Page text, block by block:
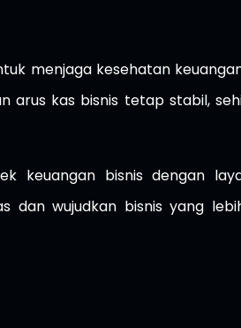
menjaga kesehatan
kas bisnis tetap stabil,
keuangan bisnis dengan
dan wujudkan bisnis yang